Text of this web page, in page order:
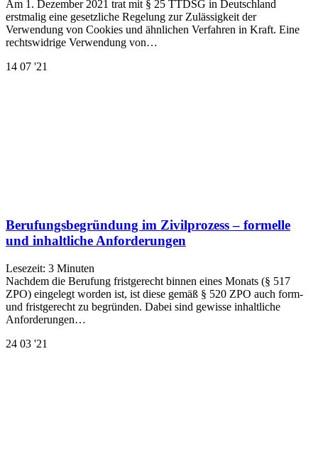
Am 1. Dezember 2021 trat mit § 25 TTDSG in Deutschland
erstmalig eine gesetzliche Regelung zur Zulässigkeit der
Verwendung von Cookies und ähnlichen Verfahren in Kraft. Eine
rechtswidrige Verwendung von…
14 07 '21
Berufungsbegründung im Zivilprozess – formelle
und inhaltliche Anforderungen
Lesezeit: 3 Minuten
Nachdem die Berufung fristgerecht binnen eines Monats (§ 517
ZPO) eingelegt worden ist, ist diese gemäß § 520 ZPO auch form-
und fristgerecht zu begründen. Dabei sind gewisse inhaltliche
Anforderungen…
24 03 '21